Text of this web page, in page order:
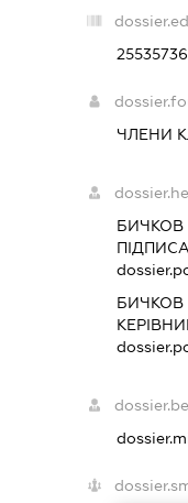
25535736
ЧЛЕНИ
БИЧКОВ
БИЧКОВ